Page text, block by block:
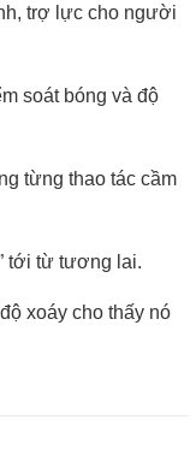
trợ lực cho người
soát bóng và độ
từng thao tác cầm
tới từ tương lai.
xoáy cho thấy nó